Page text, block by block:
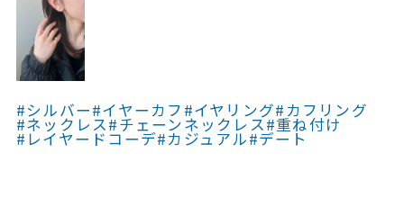
ファッションテイス
ト
着用シーン
#シルバー#イヤーカフ #イヤリング#カフリング
#ネックレス#チェーンネックレス#重ね付け
#レイヤードコーデ#カジュアル#デート